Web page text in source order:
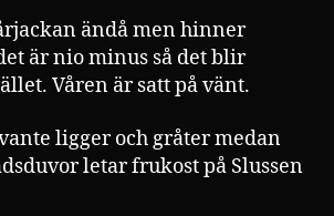
ändå men hinner
är nio minus så det blir
Våren är satt på vänt.
ligger och gråter medan
letar frukost på Slussen